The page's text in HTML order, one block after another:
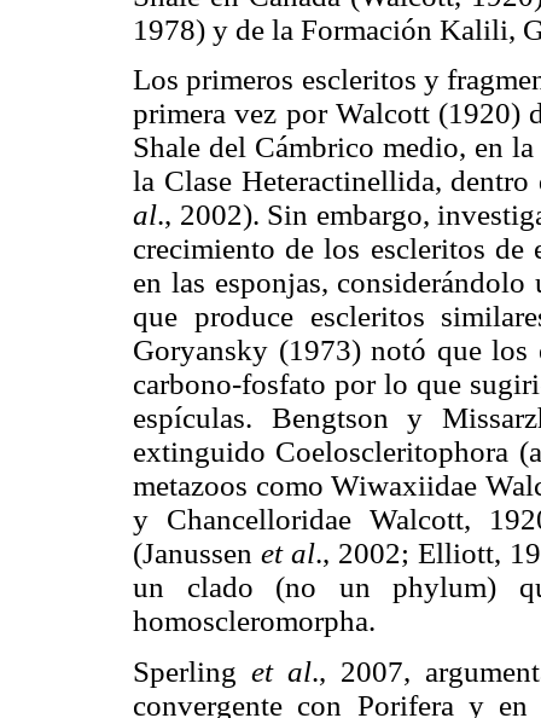
1978) y de la Formación Kalili,
Los primeros escleritos y
primera vez por Walcott (1920)
Shale del Cámbrico medio, en
la Clase Heteractinellida,
al., 2002). Sin embargo,
crecimiento de los escleritos de
en las esponjas,
que produce escleritos
Goryansky (1973) notó que los
carbono-fosfato por lo que
espículas. Bengtson y
extinguido Coeloscleritophora
metazoos como Wiwaxiidae
y Chancelloridae Walcott,
(Janussen et al., 2002; Elliott,
un clado (no un phylum)
homoscleromorpha.
Sperlinget al., 2007,
convergente con Porifera y en